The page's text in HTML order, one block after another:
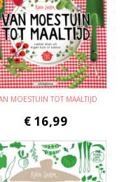
MOESTUIN TOT MAALTIJD
€ 16,99